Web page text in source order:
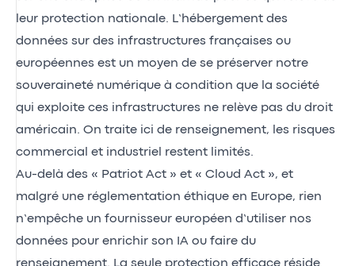
leur protection nationale. L’hébergement des
données sur des infrastructures françaises ou
européennes est un moyen de se préserver notre
souveraineté numérique à condition que la société
qui exploite ces infrastructures ne relève pas du droit
américain. On traite ici de renseignement, les risques
commercial et industriel restent limités.
Au-delà des « Patriot Act » et « Cloud Act », et
malgré une réglementation éthique en Europe, rien
n’empêche un fournisseur européen d’utiliser nos
données pour enrichir son IA ou faire du
renseignement. La seule protection efficace réside